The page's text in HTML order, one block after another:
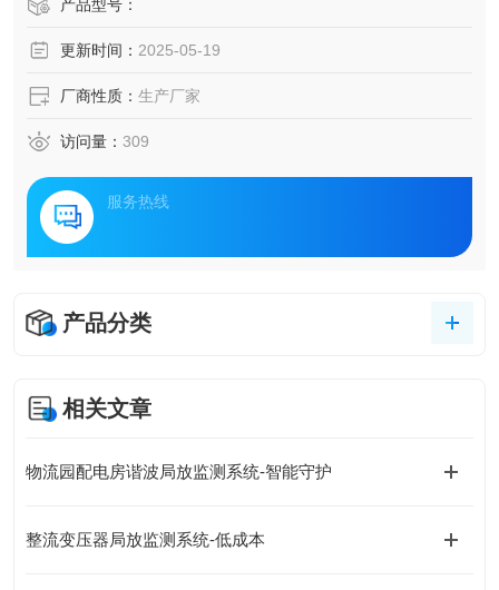
痛点，新一代智能监测解决方案应运而生，通过物联网、传
康管理体系。
产品型号：
更新时间： 2025-05-19
厂商性质： 生产厂家
访问量： 309
服务热线
产品分类
相关文章
物流园配电房谐波局放监测系统-智能守护
整流变压器局放监测系统-低成本